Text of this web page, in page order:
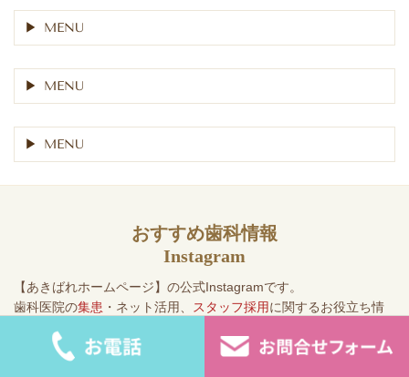
MENU
MENU
MENU
おすすめ歯科情報
Instagram
【あきばれホームページ】の公式Instagramです。
歯科医院の集患 ・ネット活用、 スタッフ採用に関するお役立ち情